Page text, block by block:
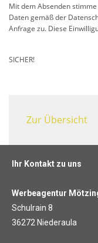
Mit dem Absenden
Daten gemäß der
Anfrage zu. Diese
SICHER!
Zur Übersicht
Ihr Kontakt zu uns
Werbeagentur
Schulrain 8
36272 Niederaula